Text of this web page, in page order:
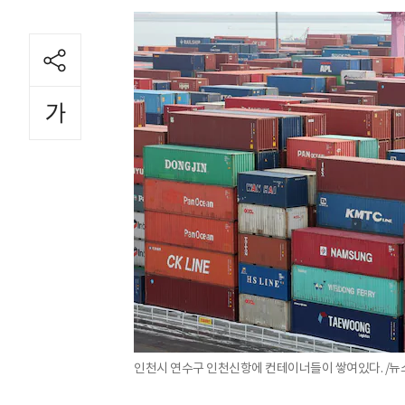
인천시 연수구 인천신항에 컨테이너들이 쌓여있다. /뉴